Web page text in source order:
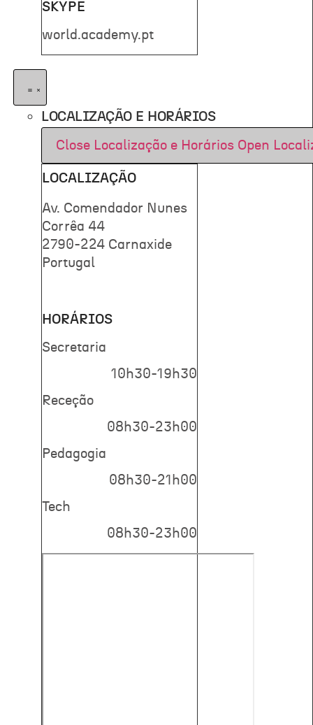
SKYPE
world.academy.pt
LOCALIZAÇÃO E HORÁRIOS
Close Localização e Horários Open
LOCALIZAÇÃO
Av. Comendador Nunes
Corrêa 44
2790-224 Carnaxide
Portugal
HORÁRIOS
Secretaria
10h30-19h30
Receção
08h30-23h00
Pedagogia
08h30-21h00
Tech
08h30-23h00